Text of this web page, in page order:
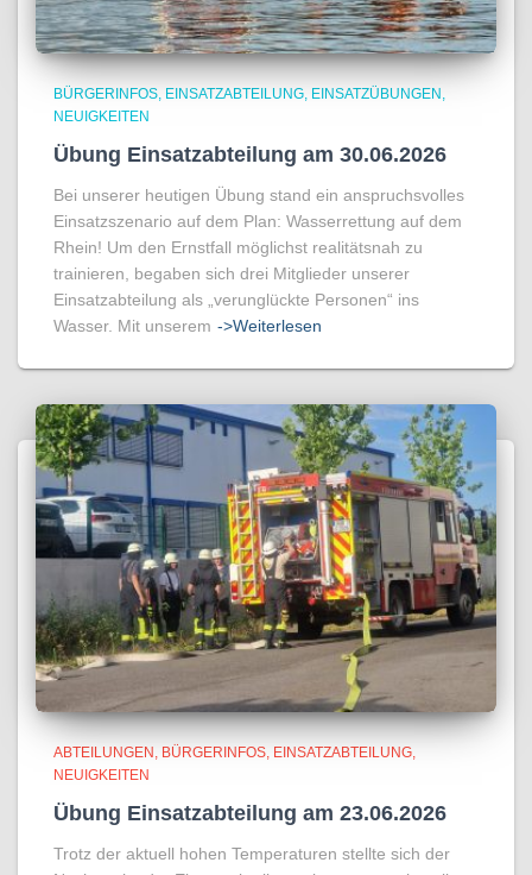
BÜRGERINFOS EINSATZABTEILUNG EINSATZÜBUNGEN
NEUIGKEITEN
Übung Einsatzabteilung am 30.06.2026
Bei unserer heutigen Übung stand ein anspruchsvolles
Einsatzszenario auf dem Plan: Wasserrettung auf dem
Rhein! Um den Ernstfall möglichst realitätsnah zu
trainieren, begaben sich drei Mitglieder unserer
Einsatzabteilung als „verunglückte Personen“ ins
Wasser. Mit unserem ->Weiterlesen
ABTEILUNGEN BÜRGERINFOS EINSATZABTEILUNG
NEUIGKEITEN
Übung Einsatzabteilung am 23.06.2026
Trotz der aktuell hohen Temperaturen stellte sich der